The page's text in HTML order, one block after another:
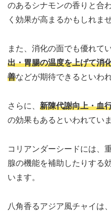
のあるシナモンの香りと合
く効果が高まるかもしれませ
また、消化の面でも優れてい
出・胃腸の温度を上げて消
善などが期待できるといわ
さらに、 新陳代謝向上・血
の効果もあるといわれていま
コリアンダーシードには、
腺の機能を補助したりする
います。
八角香るアジア風チャイは